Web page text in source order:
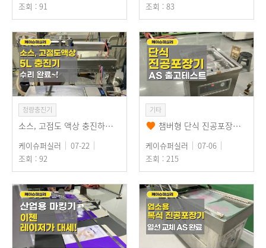
조회 : 91
조회 : 83
정량충진기
소스, 고점도 액상 충진하는 액상충진기, 충진장치 수리해서 출고했습니다~
케이슈퍼실러
07-22
조회 : 92
기타
챔버형 단식 진공포장기 품질보증 걱정없이! 진공포장기 수리후 테스트까지 완벽하게!
케이슈퍼실러
07-06
조회 : 215